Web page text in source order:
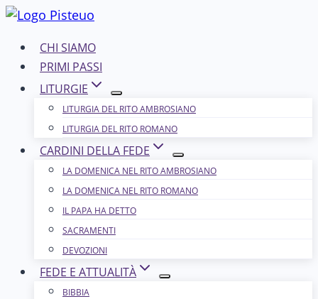
Salta
contenutoCHI SIAMO
PRIMI PASSI
LITURGIE
LITURGIA DEL RITO AMBROSIANO
LITURGIA DEL RITO ROMANO
CARDINI DELLA FEDE
LA DOMENICA NEL R​​​​​​ITO AMBROSIANO
LA DOMENICA NEL RITO ROMANO
IL PAPA HA DETTO
SACRAMENTI
DEVOZIONI
FEDE E ATTUALITÀ
BIBBIA